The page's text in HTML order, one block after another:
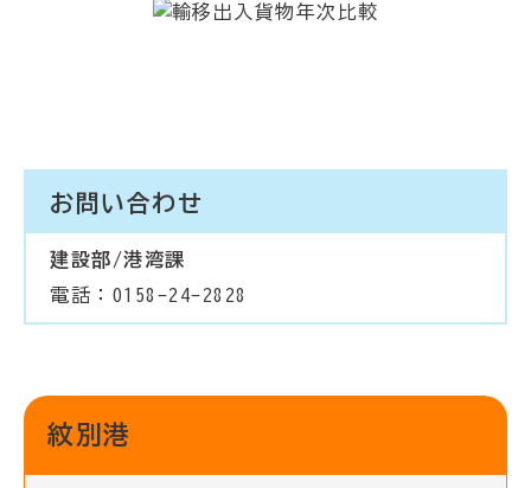
お問い合わせ
建設部/港湾課
電話：0158-24-2828
紋別港